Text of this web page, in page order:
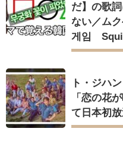
だ】の歌
ない／ム
게임
ト・ジハ
「恋の花
て日本初放